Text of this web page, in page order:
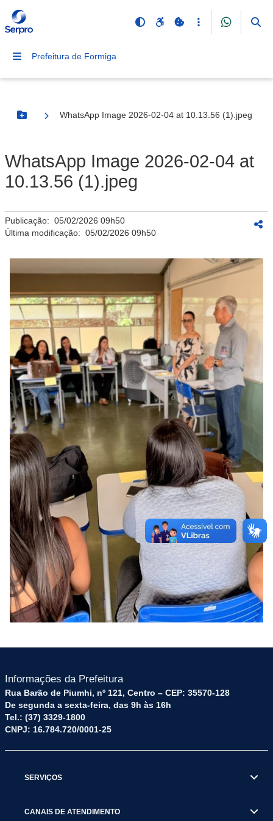
Prefeitura de Formiga
Botão Menu
WhatsApp Image 2026-02-04 at 10.13.56 (1).jpeg
WhatsApp Image 2026-02-04 at
10.13.56 (1).jpeg
Publicação: 05/02/2026 09h50
Última modificação: 05/02/2026 09h50
Informações da Prefeitura
Rua Barão de Piumhi, nº 121, Centro – CEP: 35570-128
De segunda a sexta-feira, das 9h às 16h
Tel.: (37) 3329-1800
CNPJ: 16.784.720/0001-25
SERVIÇOS
CANAIS DE ATENDIMENTO